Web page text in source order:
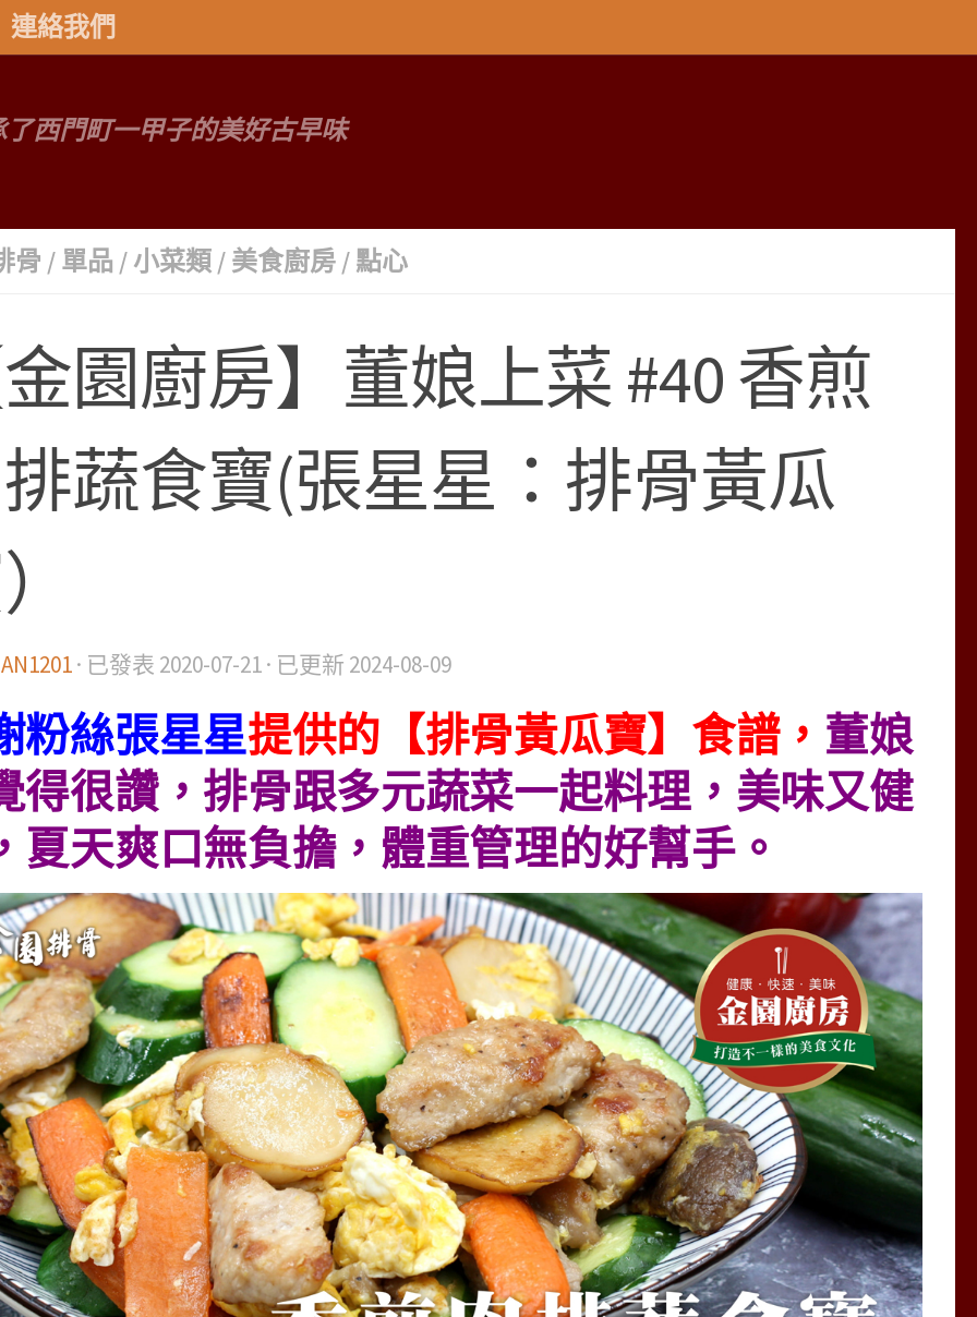
連絡我們
西門町一甲子的美好古早味
骨 /單品 /小菜類/美食廚房/點心
園廚房】董娘上菜 #40 香煎
蔬食寶(張星星：排骨黃瓜
· 已發表 2020-07-21· 已更新 2024-08-09
粉絲張星星提供的【排骨黃瓜寶】食譜， 董娘
得很讚，排骨跟多元蔬菜一起料理，美味又健
夏天爽口無負擔，體重管理的好幫手。